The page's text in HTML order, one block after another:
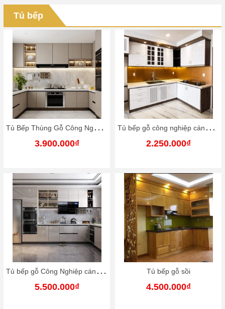
Tủ bếp
T
ủ Bếp Thùng Gỗ Công Nghiệp - Cánh Phun Sơn (MTS08)
3.900.000₫
T
ủ bếp gỗ Công Nghiệp cánh phủ acrylic
5.500.000₫
T
ủ bếp gỗ công nghiệp cánh phủ sơn công
2.250.000₫
Tủ bếp gỗ sồi
4.500.000₫